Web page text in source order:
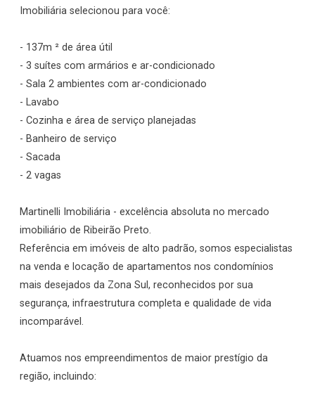
Imobiliária selecionou para você:
- 137m ² de área útil
- 3 suítes com armários e ar-condicionado
- Sala 2 ambientes com ar-condicionado
- Lavabo
- Cozinha e área de serviço planejadas
- Banheiro de serviço
- Sacada
- 2 vagas
Martinelli Imobiliária - excelência absoluta no mercado
imobiliário de Ribeirão Preto.
Referência em imóveis de alto padrão, somos especialistas
na venda e locação de apartamentos nos condomínios
mais desejados da Zona Sul, reconhecidos por sua
segurança, infraestrutura completa e qualidade de vida
incomparável.
Atuamos nos empreendimentos de maior prestígio da
região, incluindo: